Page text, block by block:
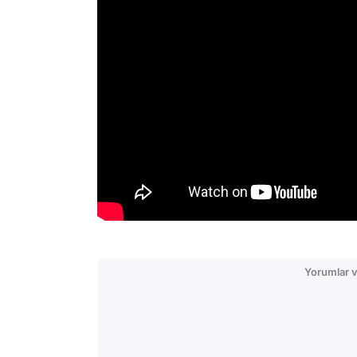
Yorumlar